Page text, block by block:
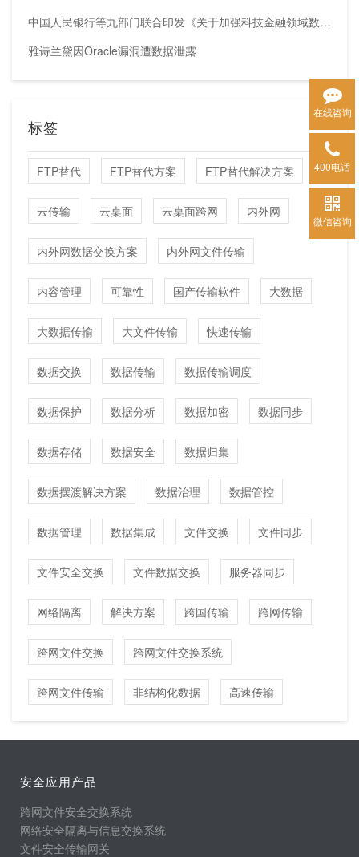
中国人民银行等九部门联合印发《关于加强科技金融领域数据开发利用的通知》
雅诗兰黛因Oracle漏洞遭数据泄露
标签
FTP替代 FTP替代方案 FTP替代解决方案
云传输 云桌面 云桌面跨网 内外网
内外网数据交换方案 内外网文件传输
内容管理 可靠性 国产传输软件 大数据
大数据传输 大文件传输 快速传输
数据交换 数据传输 数据传输调度
数据保护 数据分析 数据加密 数据同步
数据存储 数据安全 数据归集
数据摆渡解决方案 数据治理 数据管控
数据管理 数据集成 文件交换 文件同步
文件安全交换 文件数据交换 服务器同步
网络隔离 解决方案 跨国传输 跨网传输
跨网文件交换 跨网文件交换系统
跨网文件传输 非结构化数据 高速传输
在线咨询
400电话
微信咨询
安全应用产品
跨网文件安全交换系统
网络安全隔离与信息交换系统
文件安全传输网关